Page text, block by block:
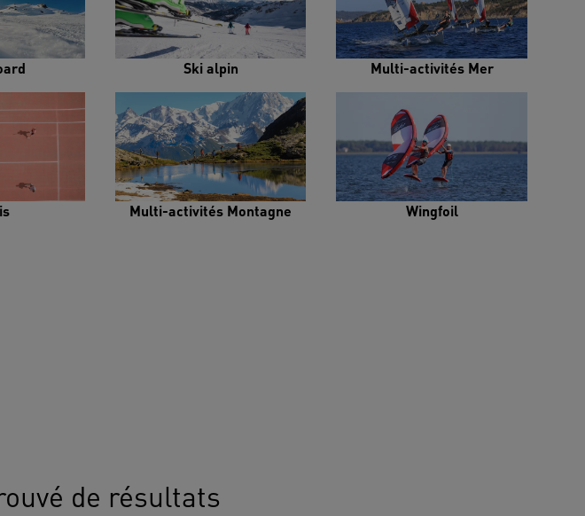
Ski alpin Multi-activités Mer
Multi-activités Montagne Wingfoil
de résultats